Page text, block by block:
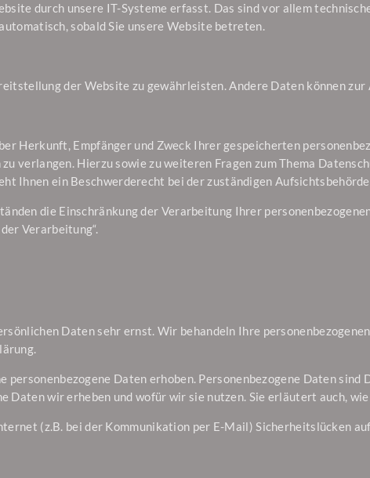
durch unsere IT-Systeme erfasst. Das sind vor allem
sobald Sie unsere Website betreten.
der Website zu gewährleisten. Andere Daten können
Herkunft, Empfänger und Zweck Ihrer gespeicherten
verlangen. Hierzu sowie zu weiteren Fragen zum Thema
Ihnen ein Beschwerderecht bei der zuständigen
die Einschränkung der Verarbeitung Ihrer
Verarbeitung“.
Daten sehr ernst. Wir behandeln Ihre
personenbezogene Daten erhoben. Personenbezogene Daten
wir erheben und wofür wir sie nutzen. Sie erläutert auch, wie
(z.B. bei der Kommunikation per E-Mail) Sicherheitslücken